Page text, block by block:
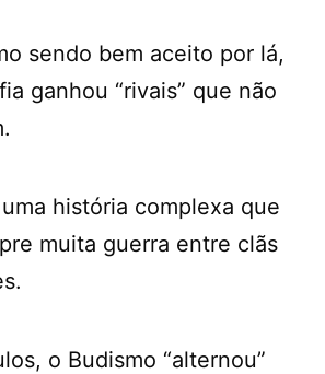
sendo bem aceito por lá,
ganhou “rivais” que não
história complexa que
muita guerra entre clãs
o Budismo “alternou”